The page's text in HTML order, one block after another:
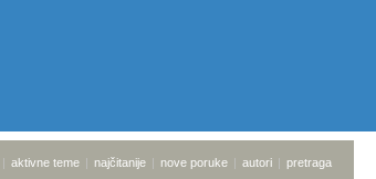
| aktivne teme | najčitanije | nove poruke | autori | pretraga